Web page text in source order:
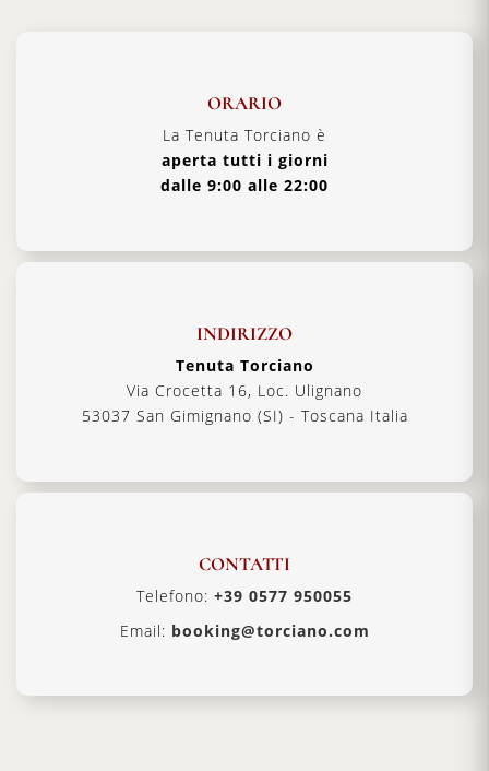
ORARIO
La Tenuta Torciano è
aperta tutti i giorni
dalle 9:00 alle 22:00
INDIRIZZO
Tenuta Torciano
Via Crocetta 16, Loc. Ulignano
53037 San Gimignano (SI) - Toscana Italia
CONTATTI
Telefono: +39 0577 950055
Email: booking@torciano.com